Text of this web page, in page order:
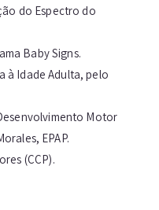
do Espectro do
Baby Signs.
à Idade Adulta, pelo
Motor
EPAP.
(CCP).